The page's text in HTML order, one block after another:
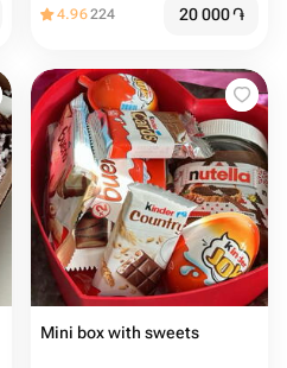
4.96224 20 000֏
Mini box with sweets